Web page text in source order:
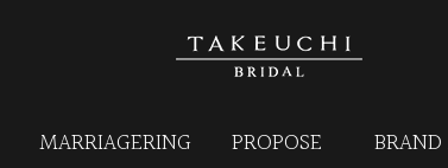
MARRIAGERING PROPOSE BRAND